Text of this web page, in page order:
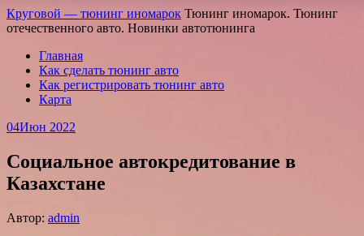
Круговой — тюнинг иномарок Тюнинг иномарок. Тюнинг
отечественного авто. Новинки автотюнинга
Главная
Как сделать тюнинг авто
Как регистрировать тюнинг авто
Карта
04Июн 2022
Социальное автокредитование в
Казахстане
Автор: admin